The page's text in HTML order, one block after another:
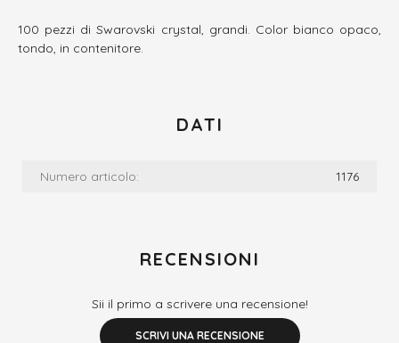
100 pezzi di Swarovski crystal, grandi. Color bianco opaco,
tondo, in contenitore.
DATI
Numero articolo: 1176
RECENSIONI
Sii il primo a scrivere una recensione!
SCRIVI UNA RECENSIONE